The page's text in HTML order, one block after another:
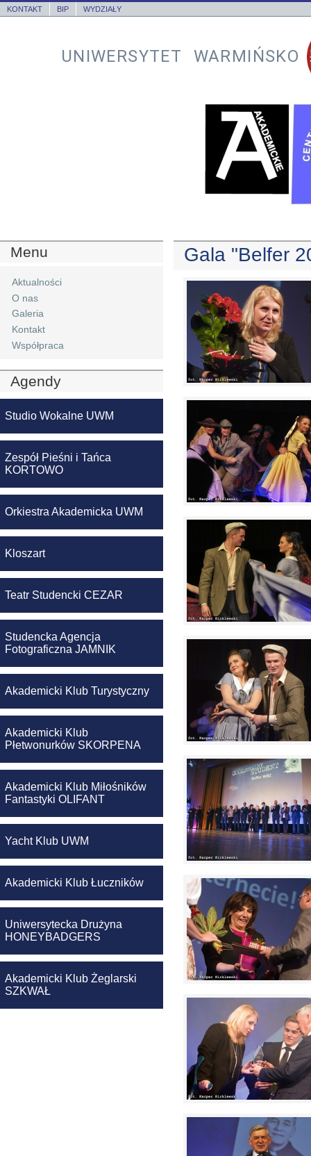
KONTAKT BIP WYDZIAŁY
UNIWERSYTET WARMIŃSKO
Menu
Aktualności
O nas
Galeria
Kontakt
Współpraca
Agendy
Studio Wokalne UWM
Zespół Pieśni i Tańca
KORTOWO
Orkiestra Akademicka UWM
Kloszart
Teatr Studencki CEZAR
Studencka Agencja
Fotograficzna JAMNIK
Akademicki Klub Turystyczny
Akademicki Klub
Płetwonurków SKORPENA
Akademicki Klub Miłośników
Fantastyki OLIFANT
Yacht Klub UWM
Akademicki Klub Łuczników
Uniwersytecka Drużyna
HONEYBADGERS
Akademicki Klub Żeglarski
SZKWAŁ
Gala "Belfer